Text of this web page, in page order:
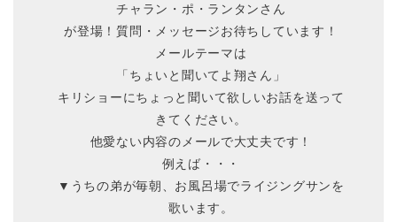
チャラン・ポ・ランタンさん
が登場！質問・メッセージお待ちしています！
メールテーマは
「ちょいと聞いてよ翔さん」
キリショーにちょっと聞いて欲しいお話を送って
きてください。
他愛ない内容のメールで大丈夫です！
例えば・・・
▼うちの弟が毎朝、お風呂場でライジングサンを
歌います。